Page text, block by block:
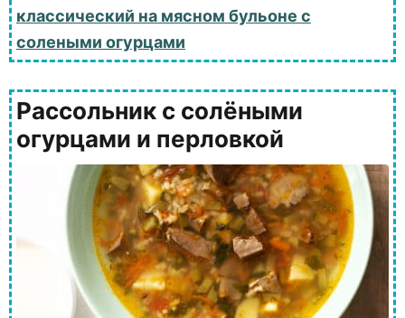
классический на мясном бульоне с
солеными огурцами
Рассольник с солёными
огурцами и перловкой